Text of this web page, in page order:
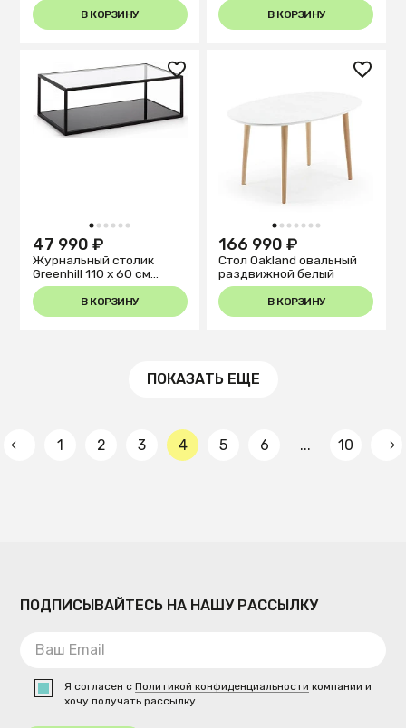
В КОРЗИНУ В КОРЗИНУ
1 2 3 4 5 6
47 990 ₽
Журнальный столик
Greenhill 110 x 60 см
черный
В КОРЗИНУ
1 2 3 4 5 6 7
166 990 ₽
Стол Oakland овальный
раздвижной белый
В КОРЗИНУ
ПОКАЗАТЬ ЕЩЕ
1 2 3 4 5 6 ... 10
ПОДПИСЫВАЙТЕСЬ НА НАШУ РАССЫЛКУ
Я согласен сПолитикой конфиденциальности компании и
хочу получать рассылку